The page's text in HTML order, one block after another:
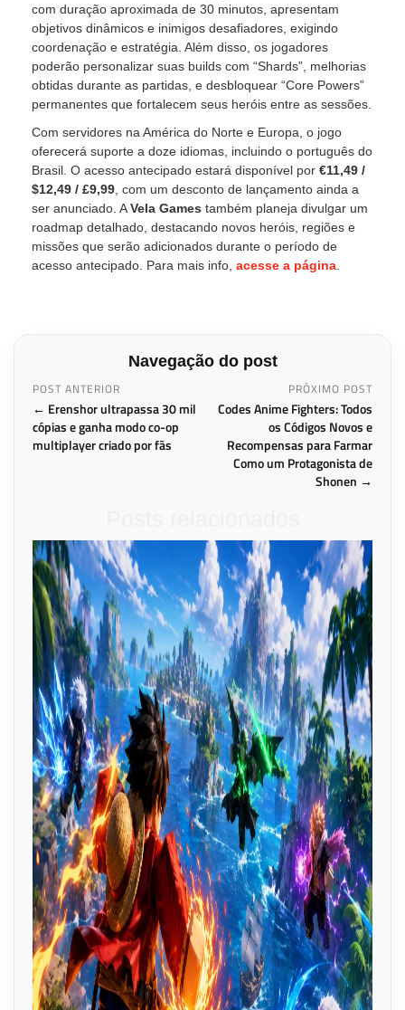
com duração aproximada de 30 minutos, apresentam
objetivos dinâmicos e inimigos desafiadores, exigindo
coordenação e estratégia. Além disso, os jogadores
poderão personalizar suas builds com “Shards”, melhorias
obtidas durante as partidas, e desbloquear “Core Powers”
permanentes que fortalecem seus heróis entre as sessões.
Com servidores na América do Norte e Europa, o jogo
oferecerá suporte a doze idiomas, incluindo o português do
Brasil. O acesso antecipado estará disponível por €11,49 /
$12,49 / £9,99 , com um desconto de lançamento ainda a
ser anunciado. AVela Games também planeja divulgar um
roadmap detalhado, destacando novos heróis, regiões e
missões que serão adicionados durante o período de
acesso antecipado. Para mais info, acesse a página
Navegação do post
POST ANTERIOR
← Erenshor ultrapassa 30 mil
cópias e ganha modo co-op
multiplayer criado por fãs
PRÓXIMO POST
Codes Anime Fighters: Todos
os Códigos Novos e
Recompensas para Farmar
Como um Protagonista de
Shonen →